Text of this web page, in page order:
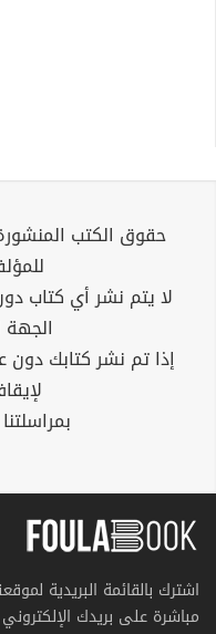
حقوق الكتب
لا يتم نشر أي كتاب
الجهة
إذا تم نشر كتابك دون
اشترك بالقائمة البريدية
مباشرة على بريدك الإلكتروني